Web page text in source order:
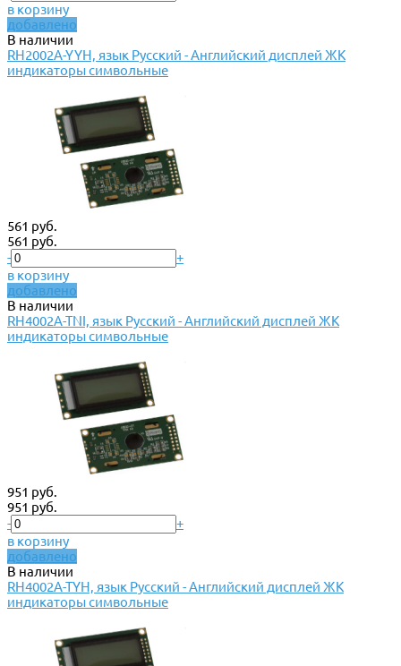
в корзину
добавлено
В наличии
RH2002A-YYH, язык Русский - Английский дисплей ЖК
индикаторы символьные
561 руб.
561 руб.
-
+
в корзину
добавлено
В наличии
RH4002A-TNI, язык Русский - Английский дисплей ЖК
индикаторы символьные
951 руб.
951 руб.
-
+
в корзину
добавлено
В наличии
RH4002A-TYH, язык Русский - Английский дисплей ЖК
индикаторы символьные